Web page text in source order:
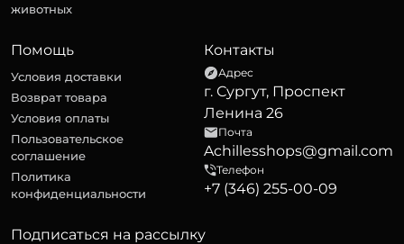
животных
Помощь
Условия доставки
Возврат товара
Условия оплаты
Пользовательское
соглашение
Политика
конфиденциальности
Контакты
Адрес
г. Сургут, Проспект
Ленина 26
Почта
Achillesshops@gmail.com
Телефон
+7 (346) 255-00-09
Подписаться на рассылку